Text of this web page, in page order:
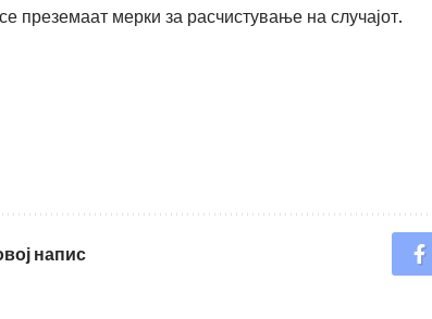
преземаат мерки за расчистување на случајот.
напис